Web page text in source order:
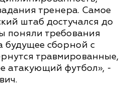
тренера. Самое
штаб достучался до
поняли требования
сборной с
травмированные,
атакующий футбол», -